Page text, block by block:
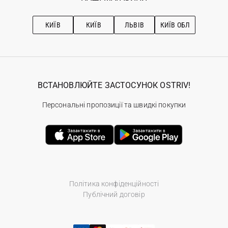
Рекомендації з догляду
КИЇВ КИЇВ ЛЬВІВ КИЇВ ОБЛ
Політика конфіденційності
Публічний договір
ВСТАНОВЛЮЙТЕ ЗАСТОСУНОК OSTRIV!
Персональні пропозиції та швидкі покупки